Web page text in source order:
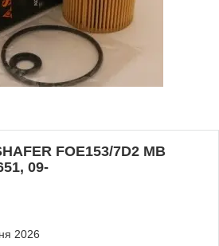
FOE153/7D2 MB
09-
2026